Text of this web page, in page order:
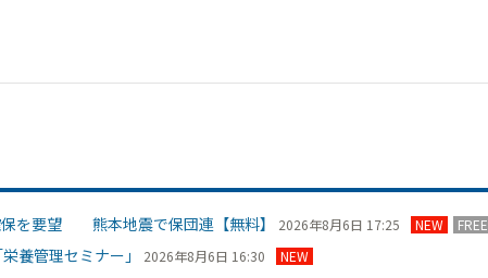
保を要望 熊本地震で保団連【無料】 2026年8月6日 17:25 NEW FREE
養管理セミナー」 2026年8月6日 16:30 NEW